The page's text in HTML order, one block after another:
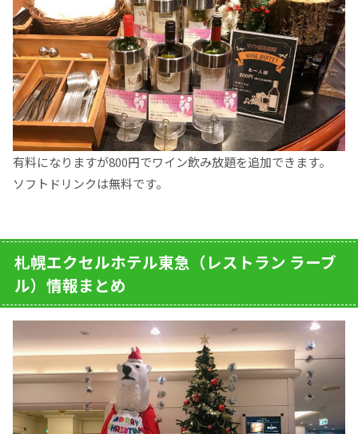
有料になりますが800円でワイン飲み放題を追加できます。
ソフトドリンクは無料です。
札幌エクセルホテル東急（レストラン ラーブ
ル）情報まとめ